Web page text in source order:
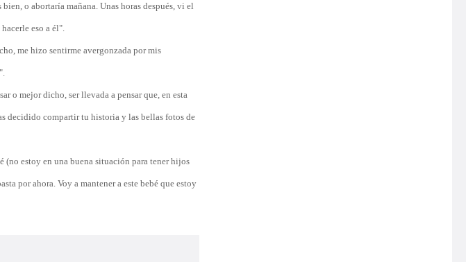
o abortaría mañana. Unas horas después, vi el
eso a él".
me hizo sentirme avergonzada por mis
o mejor dicho, ser llevada a pensar que, en esta
decidido compartir tu historia y las bellas fotos de
(no estoy en una buena situación para tener hijos
por ahora. Voy a mantener a este bebé que estoy